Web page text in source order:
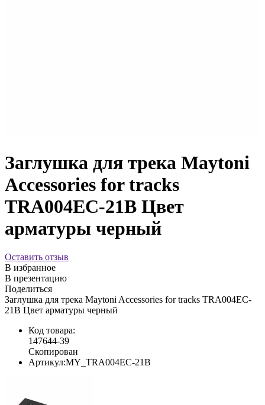
Заглушка для трека Maytoni
Accessories for tracks
TRA004EC-21B Цвет
арматуры черный
Оставить отзыв
В избранное
В презентацию
Поделиться
Заглушка для трека Maytoni Accessories for tracks TRA004EC-
21B Цвет арматуры черный
Код товара:
147644-39
Скопирован
Артикул:MY_TRA004EC-21B